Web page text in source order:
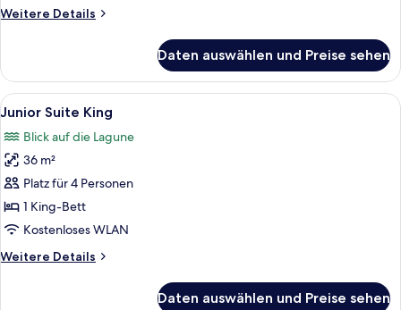
Weitere Details
Weitere
Suite
Double
Daten auswählen und Preise sehen
Alle
Fotos
für
Junior
Suite
King
anzeigen
Ein Hotelzimmer mit einem großen
3
Junior Suite King
Blick auf die Lagune
36 m²
Platz für 4 Personen
1 King-Bett
Kostenloses WLAN
Weitere Details
Weitere
Daten auswählen und Preise sehen